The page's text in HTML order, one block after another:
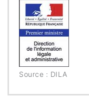
Source : DILA